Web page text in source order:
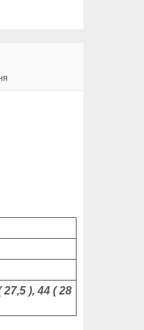
27,5 ), 44 ( 28